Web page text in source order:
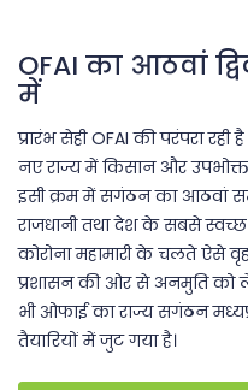
OFAI का आठवां
में
प्रारंभ सेही OFAI की परंपरा
नए राज्य में किसान और
इसी क्रम में सगंठन का आठवां
राजधानी तथा देश के सबसे
कोरोना महामारी के चलते
प्रशासन की ओर से अनमुति को
भी ओफाई का राज्य सगंठन
तैयारियों में जुट गया है।